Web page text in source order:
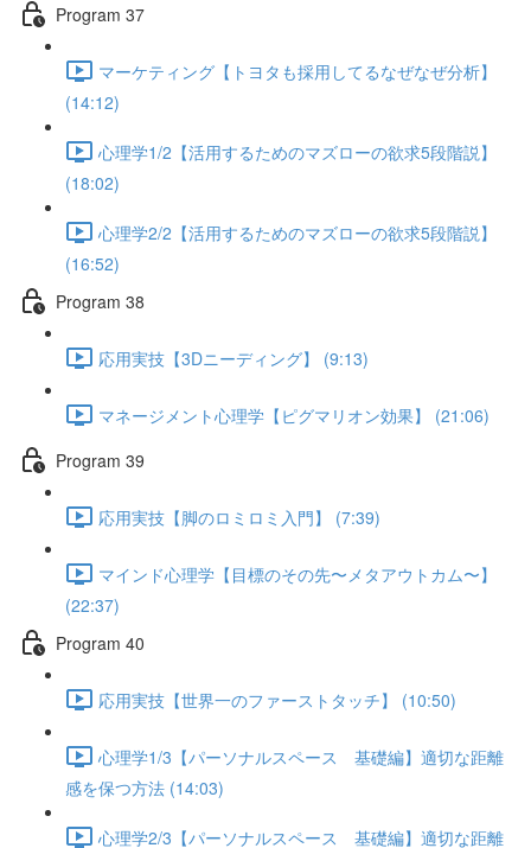
Program 37
マーケティング【トヨタも採用してるなぜなぜ分析】
(14:12)
心理学1/2【活用するためのマズローの欲求5段階説】
(18:02)
心理学2/2【活用するためのマズローの欲求5段階説】
(16:52)
Program 38
応用実技【3Dニーディング】 (9:13)
マネージメント心理学【ピグマリオン効果】 (21:06)
Program 39
応用実技【脚のロミロミ入門】 (7:39)
マインド心理学【目標のその先〜メタアウトカム〜】
(22:37)
Program 40
応用実技【世界一のファーストタッチ】 (10:50)
心理学1/3【パーソナルスペース 基礎編】適切な距離
感を保つ方法 (14:03)
心理学2/3【パーソナルスペース 基礎編】適切な距離